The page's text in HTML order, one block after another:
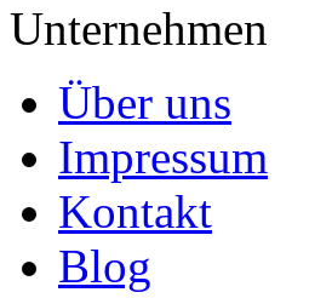
Unternehmen
Über uns
Impressum
Kontakt
Blog